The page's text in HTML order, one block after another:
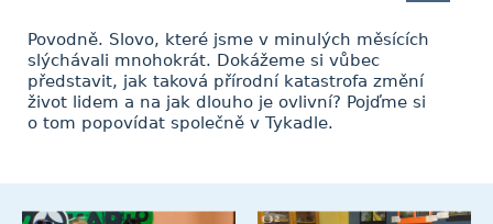
Povodně. Slovo, které jsme v minulých měsících
slýchávali mnohokrát. Dokážeme si vůbec
představit, jak taková přírodní katastrofa změní
život lidem a na jak dlouho je ovlivní? Pojďme si
o tom popovídat společně v Tykadle.